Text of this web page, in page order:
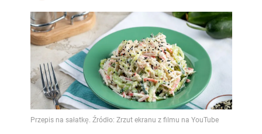
Przepis na sałatkę. Źródło: Zrzut ekranu z filmu na YouTube